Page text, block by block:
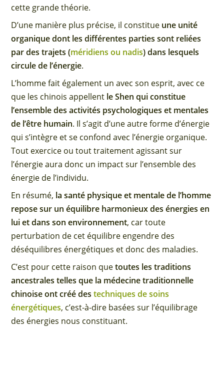
cette grande théorie.
D’une manière plus précise, il constitue une unité
organique dont les différentes parties sont reliées
par des trajets (méridiens ou nadis) dans lesquels
circule de l’énergie.
L’homme fait également un avec son esprit, avec ce
que les chinois appellent le Shen qui constitue
l’ensemble des activités psychologiques et mentales
de l’être humain. Il s’agit d’une autre forme d’énergie
qui s’intègre et se confond avec l’énergie organique.
Tout exercice ou tout traitement agissant sur
l’énergie aura donc un impact sur l’ensemble des
énergie de l’individu.
En résumé, la santé physique et mentale de l’homme
repose sur un équilibre harmonieux des énergies en
lui et dans son environnement, car toute
perturbation de cet équilibre engendre des
déséquilibres énergétiques et donc des maladies.
C’est pour cette raison quetoutes les traditions
ancestrales telles que la médecine traditionnelle
chinoise ont créé des techniques de soins
énergétiques, c’est-à-dire basées sur l’équilibrage
des énergies nous constituant.